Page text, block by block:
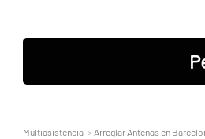
Multiasistencia Arreglar Antenas en